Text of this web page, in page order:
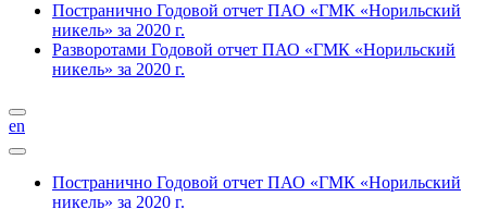
Постранично Годовой отчет ПАО «ГМК «Норильский
никель» за 2020 г.
Разворотами Годовой отчет ПАО «ГМК «Норильский
никель» за 2020 г.
en
Постранично Годовой отчет ПАО «ГМК «Норильский
никель» за 2020 г.